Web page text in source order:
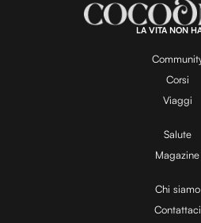
LA VITA NON
Corsi
Viaggi
Salute
Magazine
Chi siamo
Contattaci